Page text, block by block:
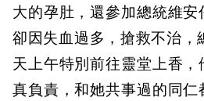
大的孕肚，還參加總統維
卻因失血過多，搶救不治，
天上午特別前往靈堂上香
真負責，和她共事過的同